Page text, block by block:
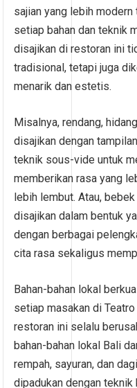
sajian yang lebih
setiap bahan dan teknik
disajikan di restoran ini
tradisional, tetapi juga
menarik dan estetis.
Misalnya, rendang,
disajikan dengan
teknik sous-vide untuk
memberikan rasa yang
lebih lembut. Atau,
disajikan dalam bentuk
dengan berbagai
cita rasa sekaligus
Bahan-bahan lokal
setiap masakan di
restoran ini selalu
bahan-bahan lokal Bali
rempah, sayuran, dan
dipadukan dengan